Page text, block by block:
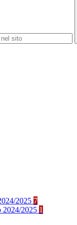
2025 7
2024/2025 1